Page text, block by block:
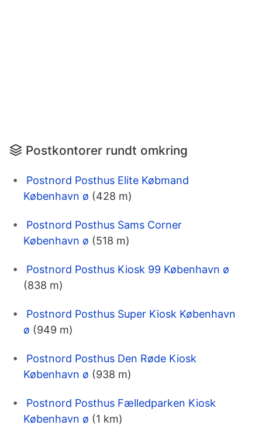
Postkontorer rundt omkring
Postnord Posthus Elite Købmand
København ø (428 m)
Postnord Posthus Sams Corner
København ø (518 m)
Postnord Posthus Kiosk 99 København ø
(838 m)
Postnord Posthus Super Kiosk København
ø (949 m)
Postnord Posthus Den Røde Kiosk
København ø (938 m)
Postnord Posthus Fælledparken Kiosk
København ø (1 km)